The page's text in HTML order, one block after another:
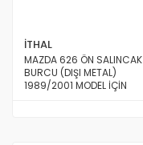
İTHAL
MAZDA 626 ÖN SALINCAK
BURCU (DIŞI METAL)
1989/2001 MODEL İÇİN